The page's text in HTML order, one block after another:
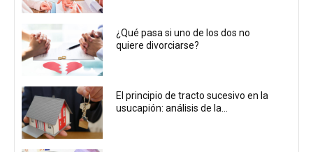
¿Qué pasa si uno de los dos no
quiere divorciarse?
El principio de tracto sucesivo en la
usucapión: análisis de la...